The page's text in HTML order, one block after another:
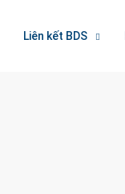
Liên kết BDS